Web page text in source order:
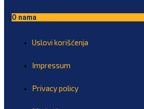
O nama
Uslovi korišćenja
Impressum
Privacy policy